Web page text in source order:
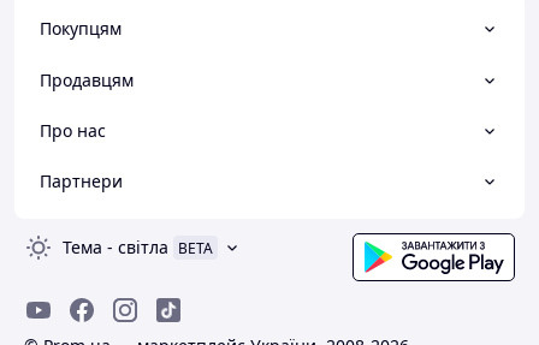
Покупцям
Продавцям
Про нас
Партнери
Тема - світла BETA